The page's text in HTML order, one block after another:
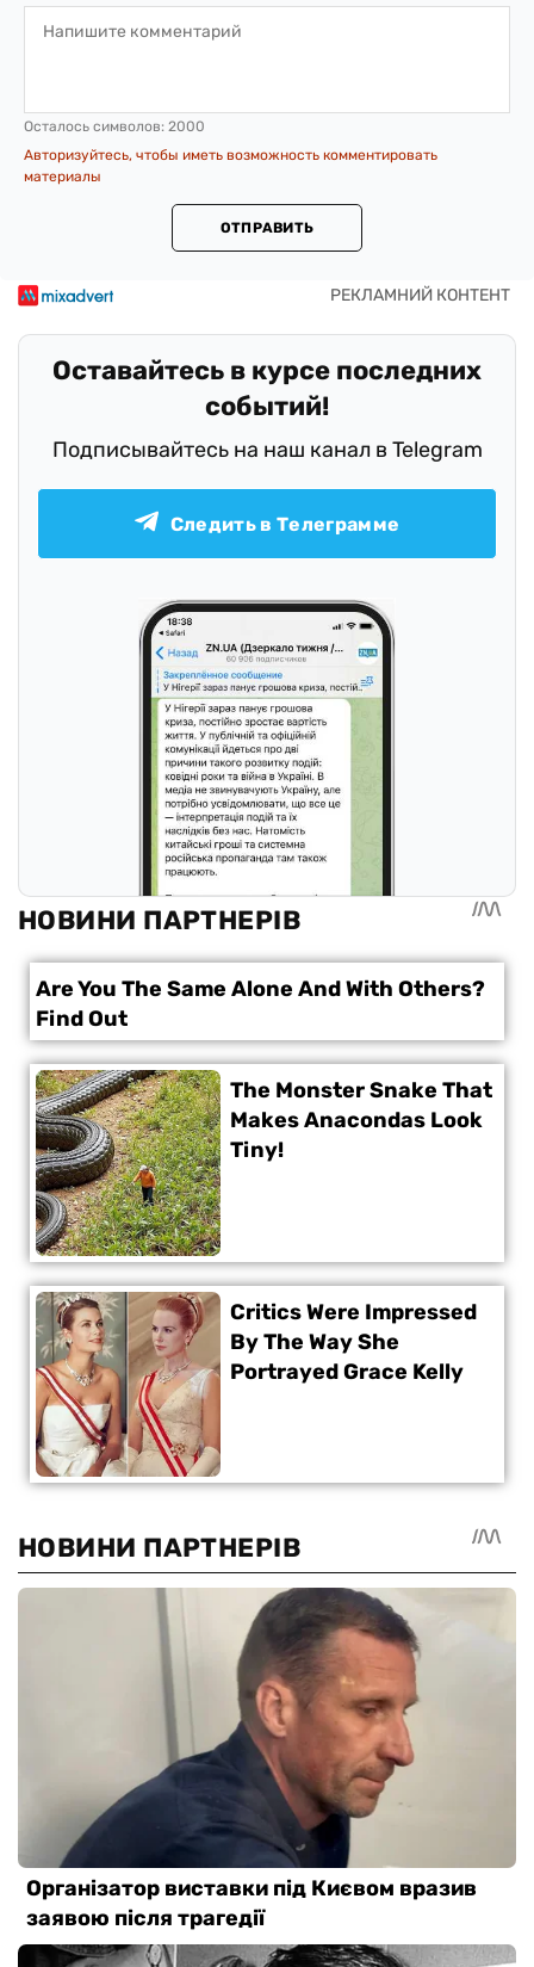
Осталось символов: 2000
Авторизуйтесь, чтобы иметь возможность комментировать
материалы
ОТПРАВИТЬ
Оставайтесь в курсе последних
событий!
Подписывайтесь на наш канал в Telegram
Следить в Телеграмме